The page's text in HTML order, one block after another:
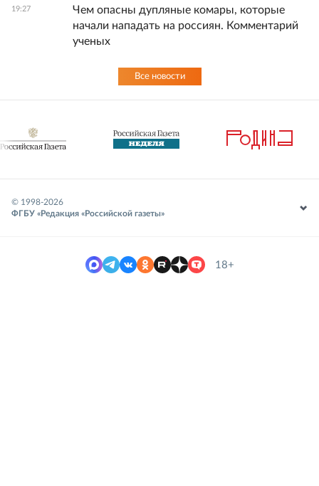
19:27
Чем опасны дупляные комары, которые
начали нападать на россиян. Комментарий
ученых
Все новости
© 1998-2026
ФГБУ «Редакция «Российской газеты»
18+